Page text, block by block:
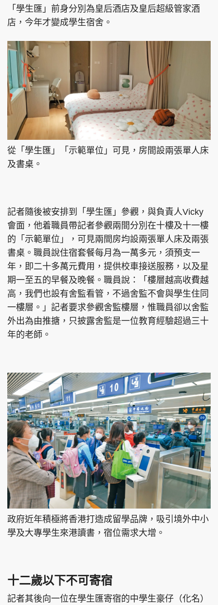
「學生匯」前身分別為皇后酒店及皇后超級管家酒
店，今年才變成學生宿舍。
從「學生匯」「示範單位」可見，房間設兩張單人床
及書桌。
記者隨後被安排到「學生匯」參觀，與負責人Vicky
會面，他着職員帶記者參觀兩間分別在十樓及十一樓
的「示範單位」，可見兩間房均設兩張單人床及兩張
書桌。職員說住宿套餐每月為一萬多元，須預支一
年，即二十多萬元費用，提供校車接送服務，以及星
期一至五的早餐及晚餐。職員說：「樓層越高收費越
高，我們也設有舍監看管，不過舍監不會與學生住同
一樓層。」記者要求參觀舍監樓層，惟職員卻以舍監
外出為由推搪，只披露舍監是一位教育經驗超過三十
年的老師。
政府近年積極將香港打造成留學品牌，吸引境外中小
學及大專學生來港讀書，宿位需求大增。
十二歲以下不可寄宿
記者其後向一位在學生匯寄宿的中學生豪仔（化名）